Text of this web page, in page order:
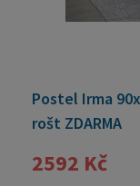
Postel Irma
rošt ZDARMA
2592 Kč